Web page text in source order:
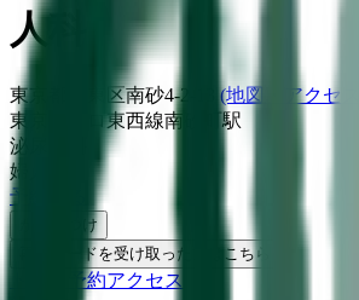
人科
東京都江東区南砂4-2-13
(地図・アクセス)
東京メトロ東西線南砂町駅
泌尿器科
婦人科
予約する
かかりつけ
再診コードを受け取った方はこちら
予約アクセス